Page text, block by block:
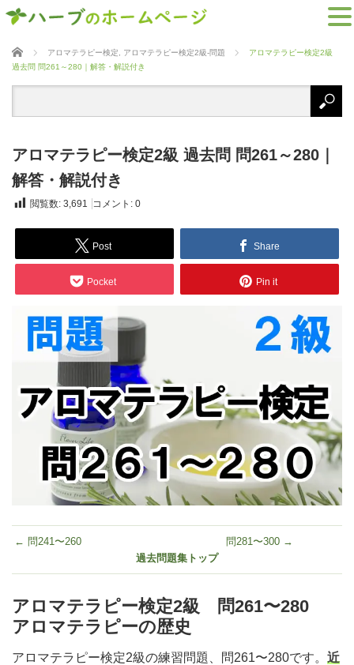
ホーム アロマテラピー検定 アロマテラピー検定2級-問題
アロマテラピー検定2級
過去問 問261～280｜解答・解説付き
アロマテラピー検定2級 過去問 問261～280｜
解答・解説付き
閲覧数: 3,691 コメント: 0
Post Share
Pocket Pin it
← 問241〜260
過去問題集トップ
問281〜300 →
アロマテラピー検定2級 問261〜280
アロマテラピーの歴史
アロマテラピー検定2級の練習問題、問261〜280です。 近